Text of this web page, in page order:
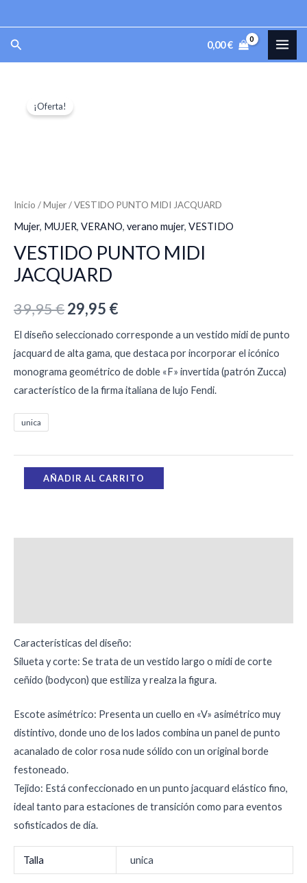
al
contenido
Buscar 0,00€
¡Oferta!
Inicio /Mujer/ VESTIDO PUNTO MIDI JACQUARD
Mujer, MUJER, VERANO, verano mujer, VESTIDO
VESTIDO PUNTO MIDI
JACQUARD
39,95€
39,95 €.
29,95 €
29,95 €.
El diseño seleccionado corresponde a un vestido midi de punto
jacquard de alta gama, que destaca por incorporar el icónico
monograma geométrico de doble «F» invertida (patrón Zucca)
característico de la firma italiana de lujo Fendi.
unica
PUNTO
AÑADIR AL CARRITO
Características del diseño:
Silueta y corte: Se trata de un vestido largo o midi de corte
ceñido (bodycon) que estiliza y realza la figura.
Escote asimétrico: Presenta un cuello en «V» asimétrico muy
distintivo, donde uno de los lados combina un panel de punto
acanalado de color rosa nude sólido con un original borde
festoneado.
Tejido: Está confeccionado en un punto jacquard elástico fino,
ideal tanto para estaciones de transición como para eventos
sofisticados de día.
Talla unica